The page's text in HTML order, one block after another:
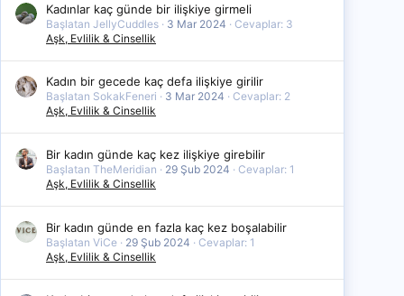
Kadınlar kaç günde bir ilişkiye girmeli
Başlatan JellyCuddles 3 Mar 2024
Cevaplar: 3
Aşk, Evlilik & Cinsellik
Kadın bir gecede kaç defa ilişkiye girilir
Başlatan SokakFeneri 3 Mar 2024
Cevaplar: 2
Aşk, Evlilik & Cinsellik
Bir kadın günde kaç kez ilişkiye girebilir
Başlatan TheMeridian 29 Şub 2024
Cevaplar: 1
Aşk, Evlilik & Cinsellik
Bir kadın günde en fazla kaç kez boşalabilir
Başlatan ViCe 29 Şub 2024
Cevaplar: 1
Aşk, Evlilik & Cinsellik